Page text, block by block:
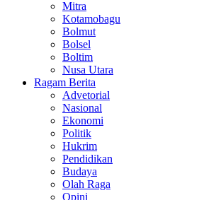
Mitra
Kotamobagu
Bolmut
Bolsel
Boltim
Nusa Utara
Ragam Berita
Advetorial
Nasional
Ekonomi
Politik
Hukrim
Pendidikan
Budaya
Olah Raga
Opini